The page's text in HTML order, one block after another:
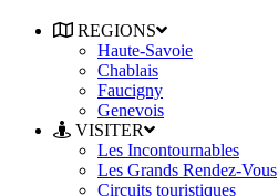
REGIONS
Haute-Savoie
Chablais
Faucigny
Genevois
VISITER
Les Incontournables
Les Grands Rendez-Vous
Circuits touristiques